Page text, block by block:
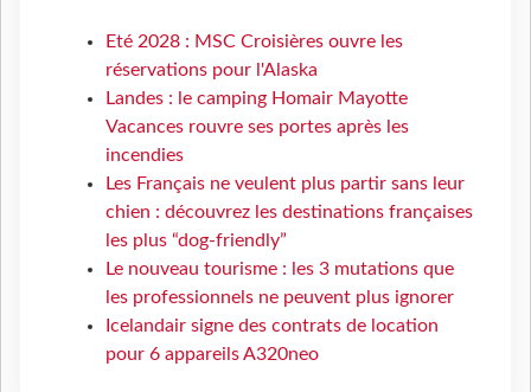
Eté 2028 : MSC Croisières ouvre les
réservations pour l'Alaska
Landes : le camping Homair Mayotte
Vacances rouvre ses portes après les
incendies
Les Français ne veulent plus partir sans leur
chien : découvrez les destinations françaises
les plus “dog-friendly”
Le nouveau tourisme : les 3 mutations que
les professionnels ne peuvent plus ignorer
Icelandair signe des contrats de location
pour 6 appareils A320neo